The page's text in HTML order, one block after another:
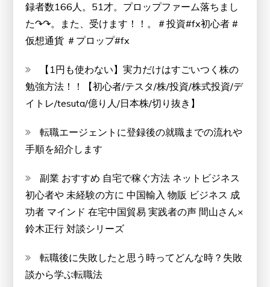
録者数166人。51才。プロップファーム落ちまし
た↷↷。また、受けます！！。＃投資#fx初心者 #
仮想通貨 ＃プロップ#fx
【1円も使わない】実力だけはすごいつく株の
勉強方法！！【初心者/テスタ/株/投資/株式投資/デ
イトレ/tesuta/億り人/日本株/切り抜き】
転職エージェントに登録後の就職までの流れや
手順を紹介します
副業 おすすめ 自宅で稼ぐ方法 ネットビジネス
初心者や 未経験の方に 中国輸入 物販 ビジネス 成
功者 マインド 在宅中国貿易 実践者の声 間山さん×
鈴木正行 対談シリーズ
転職後に失敗したと思う時ってどんな時？失敗
談から学ぶ転職法